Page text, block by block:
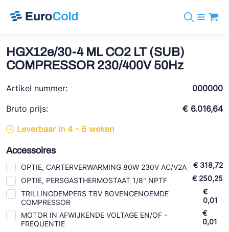
info@eurocold.nl
Merken
BOCK
REFFLEX®
Johnson Controls
Doucette Industries
Koudemiddelen
Diensten
Nieuws
Over ons
HGX12e/30-4 ML CO2 LT (SUB)
COMPRESSOR 230/400V 50Hz
Artikel nummer:
000000
Bruto prijs:
€ 6.016,64
Leverbaar in 4 - 6 weken
Accessoires
OPTIE, CARTERVERWARMING 80W 230V AC/V2A
€ 318,72
OPTIE, PERSGASTHERMOSTAAT 1/8" NPTF
€ 250,25
TRILLINGDEMPERS TBV BOVENGENOEMDE
COMPRESSOR
€
0,01
MOTOR IN AFWIJKENDE VOLTAGE EN/OF -
FREQUENTIE
€
0,01